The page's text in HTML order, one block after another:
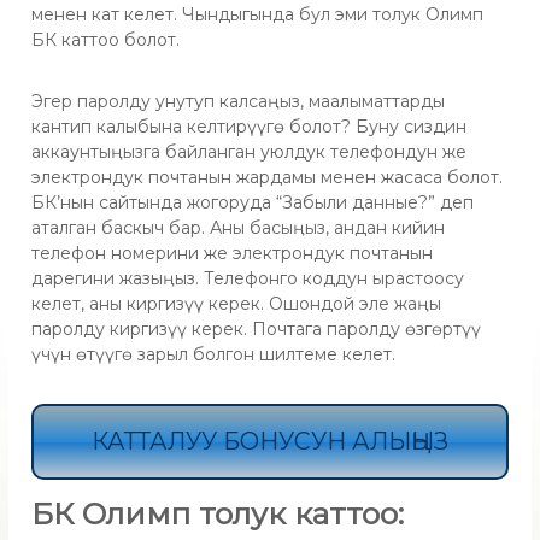
менен кат келет. Чындыгында бул эми толук Олимп
БК каттоо болот.
Эгер паролду унутуп калсаңыз, маалыматтарды
кантип калыбына келтирүүгө болот? Буну сиздин
аккаунтыңызга байланган уюлдук телефондун же
электрондук почтанын жардамы менен жасаса болот.
БК’нын сайтында жогоруда “Забыли данные?” деп
аталган баскыч бар. Аны басыңыз, андан кийин
телефон номерини же электрондук почтанын
дарегини жазыңыз. Телефонго коддун ырастоосу
келет, аны киргизүү керек. Ошондой эле жаңы
паролду киргизүү керек. Почтага паролду өзгөртүү
үчүн өтүүгө зарыл болгон шилтеме келет.
КАТТАЛУУ БОНУСУН АЛЫҢЫЗ
БК Олимп толук каттоо: